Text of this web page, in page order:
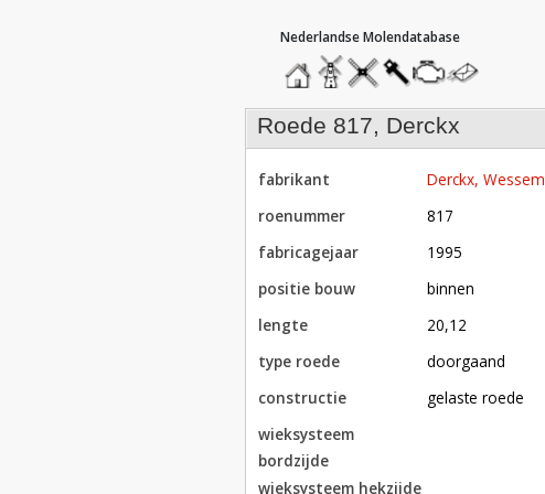
hoofdmenu
homemolendatabase
roedendatabase
assendatabase
motorendatabase
stuur
een
bericht
roede 817, Derckx
fabrikant
Derckx, Wessem
roenummer
817
fabricagejaar
1995
positie bouw
binnen
lengte
20,12
type roede
doorgaand
constructie
gelaste roede
wieksysteem
bordzijde
wieksysteem hekzijde